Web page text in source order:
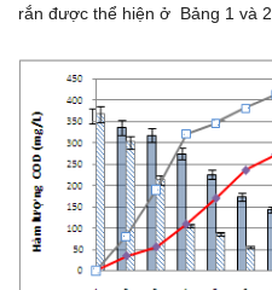
rắn được thể hiện ở Bảng 1 và 2.